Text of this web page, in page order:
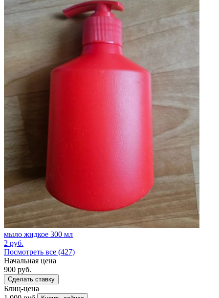
мыло жидкое 300 мл
2 руб.
Посмотреть все (427)
Начальная цена
900 руб.
Сделать ставку
Блиц-цена